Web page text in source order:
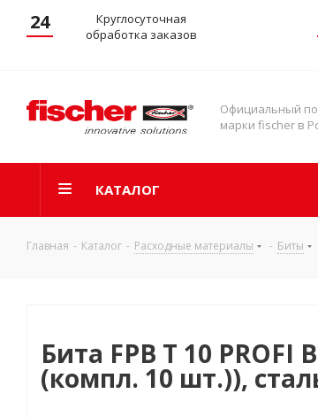
24
Круглосуточная
обработка заказов
Официальный
марки fischer в
КАТАЛОГ
Главная - Каталог - Расходные материалы - Биты
Бита FPB T 10 PROFI
(компл. 10 шт.)),